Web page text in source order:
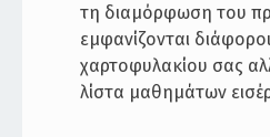
τη διαμόρφωση του
εμφανίζονται
χαρτοφυλακίου σας
λίστα μαθημάτων